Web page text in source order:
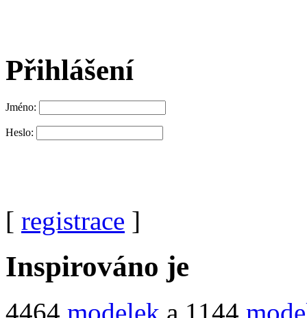
Přihlášení
Jméno:
Heslo:
[ registrace ]
Inspirováno je
4464 modelek a 1144